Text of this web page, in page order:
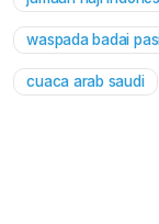
waspada badai
cuaca arab saudi